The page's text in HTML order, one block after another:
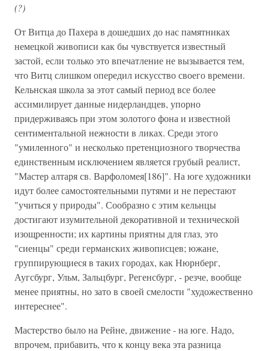
(?)
От Витца до Пахера в дошедших до нас памятниках
немецкой живописи как бы чувствуется известный
застой, если только это впечатление не вызывается тем,
что Витц слишком опередил искусство своего времени.
Кельнская школа за этот самый период все более
ассимилирует данные нидерландцев, упорно
придерживаясь при этом золотого фона и известной
сентиментальной нежности в ликах. Среди этого
"умиленного" и несколько претенциозного творчества
единственным исключением является грубый реалист,
"Мастер алтаря св. Варфоломея[186]". На юге художники
идут более самостоятельными путями и не перестают
"учиться у природы". Сообразно с этим кельнцы
достигают изумительной декоративной и технической
изощренности; их картины приятны для глаз, это
"сиенцы" среди германских живописцев; южане,
группирующиеся в таких городах, как Нюрнберг,
Аугсбург, Ульм, Зальцбург, Регенсбург, - резче, вообще
менее приятны, но зато в своей смелости "художественно
интереснее".
Мастерство было на Рейне, движение - на юге. Надо,
впрочем, прибавить, что к концу века эта разница